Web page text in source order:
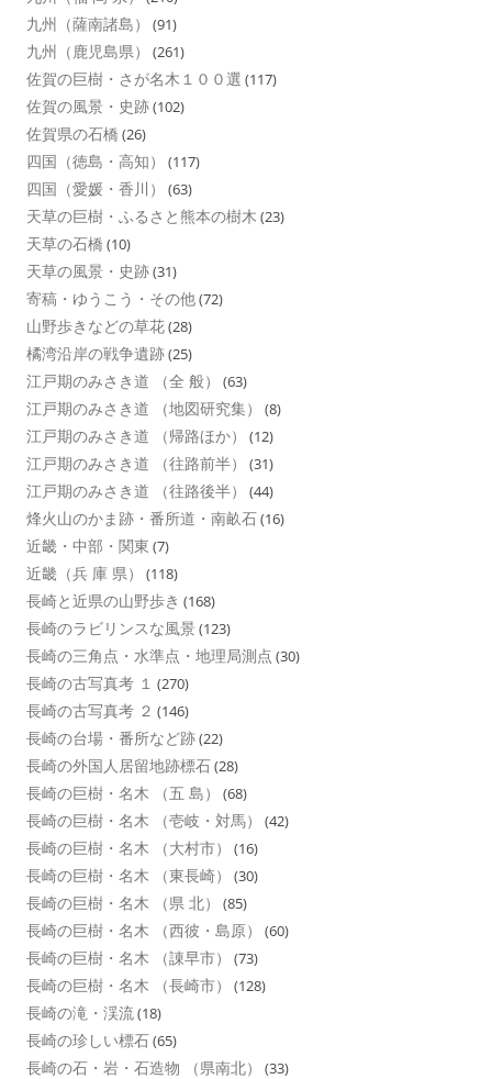
九州（薩南諸島） (91)
九州（鹿児島県） (261)
佐賀の巨樹・さが名木１００選 (117)
佐賀の風景・史跡(102)
佐賀県の石橋 (26)
四国（徳島・高知） (117)
四国（愛媛・香川） (63)
天草の巨樹・ふるさと熊本の樹木 (23)
天草の石橋 (10)
天草の風景・史跡(31)
寄稿・ゆうこう・その他(72)
山野歩きなどの草花(28)
橘湾沿岸の戦争遺跡(25)
江戸期のみさき道 （全 般） (63)
江戸期のみさき道 （地図研究集） (8)
江戸期のみさき道 （帰路ほか） (12)
江戸期のみさき道 （往路前半） (31)
江戸期のみさき道 （往路後半） (44)
烽火山のかま跡・番所道・南畝石(16)
近畿・中部・関東 (7)
近畿（兵 庫 県） (118)
長崎と近県の山野歩き (168)
長崎のラビリンスな風景 (123)
長崎の三角点・水準点・地理局測点 (30)
長崎の古写真考 １ (270)
長崎の古写真考 ２ (146)
長崎の台場・番所など跡(22)
長崎の外国人居留地跡標石(28)
長崎の巨樹・名木 （五 島） (68)
長崎の巨樹・名木 （壱岐・対馬） (42)
長崎の巨樹・名木 （大村市） (16)
長崎の巨樹・名木 （東長崎） (30)
長崎の巨樹・名木 （県 北） (85)
長崎の巨樹・名木 （西彼・島原） (60)
長崎の巨樹・名木 （諌早市） (73)
長崎の巨樹・名木 （長崎市） (128)
長崎の滝・渓流(18)
長崎の珍しい標石(65)
長崎の石・岩・石造物 （県南北） (33)